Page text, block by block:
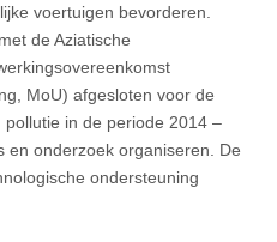
voertuigen bevorderen.
de Aziatische
MoU) afgesloten voor de
in de periode 2014 –
en onderzoek organiseren. De
ondersteuning